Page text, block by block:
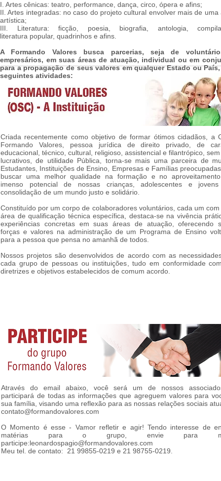
Criada recentemente como objetivo de formar ótimos cidadãos, a
Formando Valores, pessoa jurídica de direito privado, de
educacional, técnico, cultural, religioso, assistencial e filantrópico,
lucrativos, de utilidade Pública, torna-se mais uma parceira de
Estudantes, Instituições de Ensino, Empresas e Famílias
buscar uma melhor qualidade na formação e no
imenso potencial de nossas crianças, adolescentes e
consolidação de um mundo justo e solidário.
Constituído por um corpo de colaboradores voluntários, cada um com
área de qualificação técnica específica, destaca-se na vivência
experiências concretas em suas áreas de atuação, oferecendo
forças e valores na administração de um Programa de Ensino
para a pessoa que pensa no amanhã de todos.
Nossos projetos são desenvolvidos de acordo com as
cada grupo de pessoas ou instituições, tudo em conformidade
diretrizes e objetivos estabelecidos de comum acordo.
Através do email abaixo, você será um de nossos
participará de todas as informações que agreguem valores para
sua família, visando uma reflexão para as nossas relações sociais
contato@formandovalores.com
O Momento é esse - Vamor refletir e agir! Tendo interesse de
matérias para o grupo, envie para
participe:leonardospagio@formandovalores.com
Meu tel. de contato: 21 99855-0219 e 21 98755-0219.
I. Artes cênicas: teatro, performance, dança, circo, ópera e afins;
II. Artes integradas: no caso do projeto cultural envolver mais de uma
artística;
III. Literatura: ficção, poesia, biografia, antologia,
literatura popular, quadrinhos e afins.
A Formando Valores busca parcerias, seja de
empresários, em suas áreas de atuação, individual ou em
para a propagação de seus valores em qualquer Estado ou
seguintes atividades: